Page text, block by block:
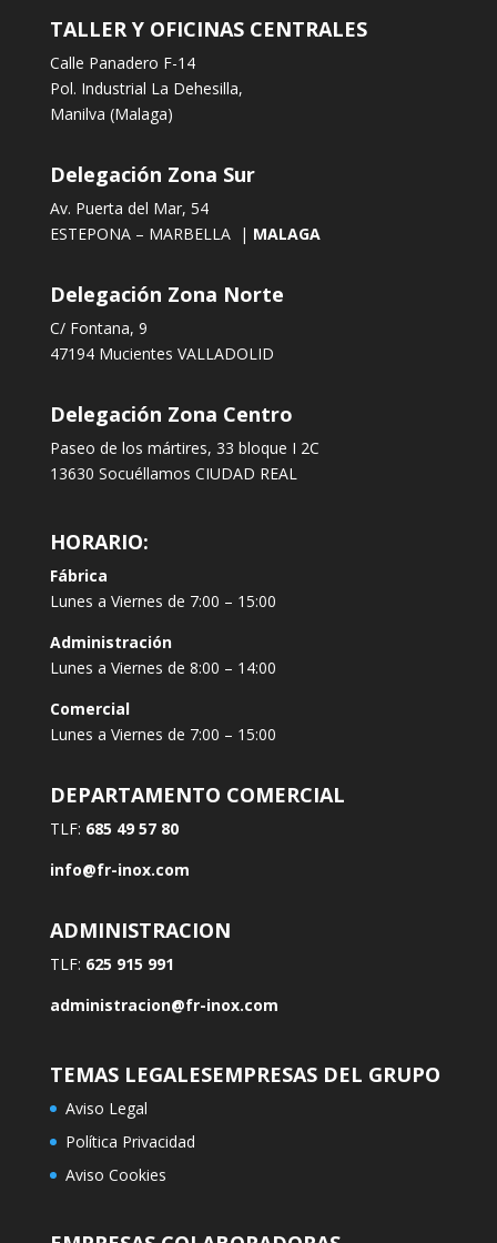
TALLER Y OFICINAS CENTRALES
Calle Panadero F-14
Pol. Industrial La Dehesilla,
Manilva (Malaga)
Delegación Zona Sur
Av. Puerta del Mar, 54
ESTEPONA – MARBELLA | MALAGA
Delegación Zona Norte
C/ Fontana, 9
47194 Mucientes VALLADOLID
Delegación Zona Centro
Paseo de los mártires, 33 bloque I 2C
13630 Socuéllamos CIUDAD REAL
HORARIO:
Fábrica
Lunes a Viernes de 7:00 – 15:00
Administración
Lunes a Viernes de 8:00 – 14:00
Comercial
Lunes a Viernes de 7:00 – 15:00
DEPARTAMENTO COMERCIAL
TLF: 685 49 57 80
info@fr-inox.com
ADMINISTRACION
TLF: 625 915 991
administracion@fr-inox.com
TEMAS LEGALES
Aviso Legal
Política Privacidad
Aviso Cookies
EMPRESAS DEL GRUPO